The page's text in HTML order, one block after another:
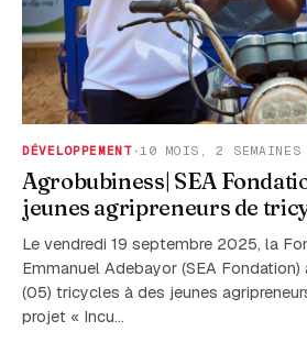
DÉVELOPPEMENT· 10 MOIS, 2 SEMAINES
Agrobubiness| SEA
jeunes agripreneurs de
Le vendredi 19 septembre 2025, la
Emmanuel Adebayor (SEA Fondation)
(05) tricycles à des jeunes
projet « Incu…